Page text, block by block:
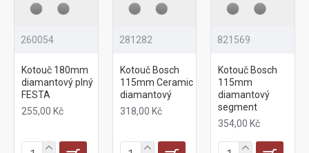
260054
Kotouč 180mm
diamantový plný
FESTA
255,00 Kč
281282
Kotouč Bosch
115mm Ceramic
diamantový
318,00 Kč
821569
Kotouč Bosch
115mm
diamantový
segment
354,00 Kč